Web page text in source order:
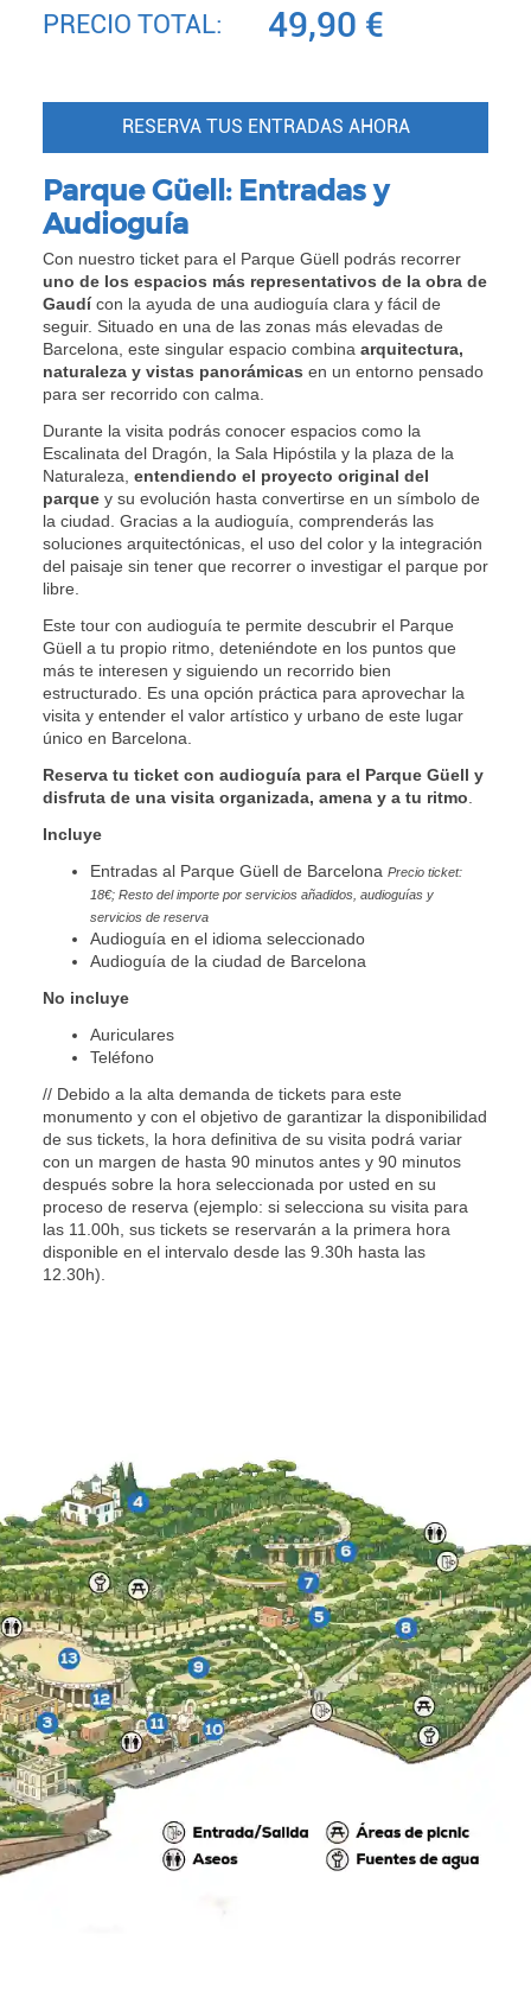
PRECIO TOTAL: 49,90 €
RESERVA TUS ENTRADAS AHORA
Parque Güell: Entradas y
Audioguía
Con nuestro ticket para el Parque Güell podrás recorrer
uno de los espacios más representativos de la obra de
Gaudícon la ayuda de una audioguía clara y fácil de
seguir. Situado en una de las zonas más elevadas de
Barcelona, este singular espacio combina arquitectura,
naturaleza y vistas panorámicas en un entorno pensado
para ser recorrido con calma.
Durante la visita podrás conocer espacios como la
Escalinata del Dragón, la Sala Hipóstila y la plaza de la
Naturaleza, entendiendo el proyecto original del
parque y su evolución hasta convertirse en un símbolo de
la ciudad. Gracias a la audioguía, comprenderás las
soluciones arquitectónicas, el uso del color y la integración
del paisaje sin tener que recorrer o investigar el parque por
libre.
Este tour con audioguía te permite descubrir el Parque
Güell a tu propio ritmo, deteniéndote en los puntos que
más te interesen y siguiendo un recorrido bien
estructurado. Es una opción práctica para aprovechar la
visita y entender el valor artístico y urbano de este lugar
único en Barcelona.
Reserva tu ticket con audioguía para el Parque Güell y
disfruta de una visita organizada, amena y a tu ritmo
Incluye
Entradas al Parque Güell de Barcelona Precio ticket:
18€; Resto del importe por servicios añadidos, audioguías y
servicios de reserva
Audioguía en el idioma seleccionado
Audioguía de la ciudad de Barcelona
No incluye
Auriculares
Teléfono
// Debido a la alta demanda de tickets para este
monumento y con el objetivo de garantizar la disponibilidad
de sus tickets, la hora definitiva de su visita podrá variar
con un margen de hasta 90 minutos antes y 90 minutos
después sobre la hora seleccionada por usted en su
proceso de reserva (ejemplo: si selecciona su visita para
las 11.00h, sus tickets se reservarán a la primera hora
disponible en el intervalo desde las 9.30h hasta las
12.30h).